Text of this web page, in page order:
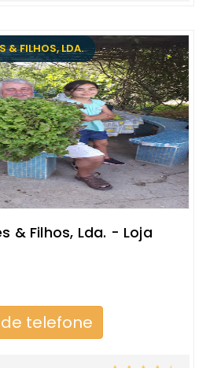
& FILHOS, LDA.
& Filhos, Lda. - Loja
telefone